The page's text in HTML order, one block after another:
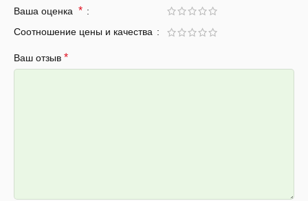
Ваша оценка *
Соотношение цены и качества
Ваш отзыв *